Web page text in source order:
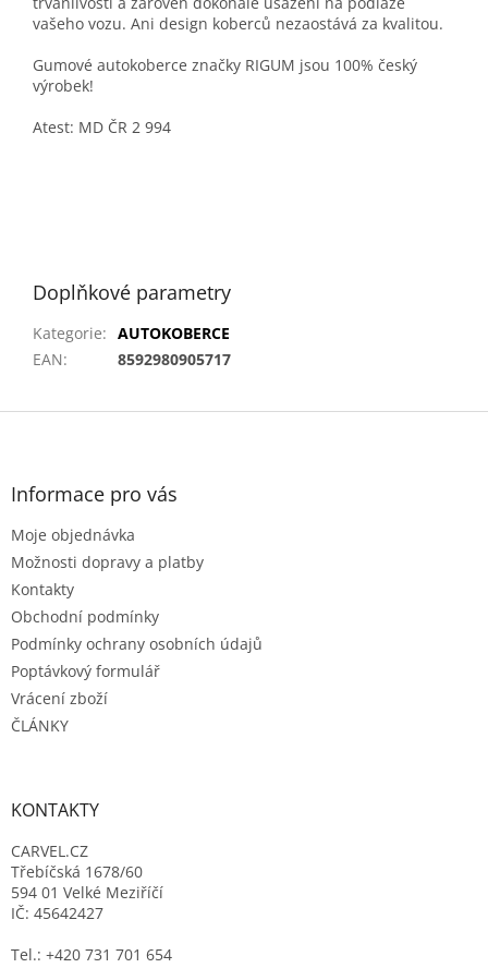
vašeho vozu. Ani design koberců nezaostává za kvalitou.
Gumové autokoberce značky RIGUM jsou 100% český
výrobek!
Atest: MD ČR 2 994
Doplňkové parametry
Kategorie: AUTOKOBERCE
EAN: 8592980905717
Z
Informace pro vás
Moje objednávka
Možnosti dopravy a platby
Kontakty
Obchodní podmínky
Podmínky ochrany osobních údajů
Poptávkový formulář
Vrácení zboží
ČLÁNKY
KONTAKTY
CARVEL.CZ
Třebíčská 1678/60
594 01 Velké Meziříčí
IČ: 45642427
Tel.: +420 731 701 654